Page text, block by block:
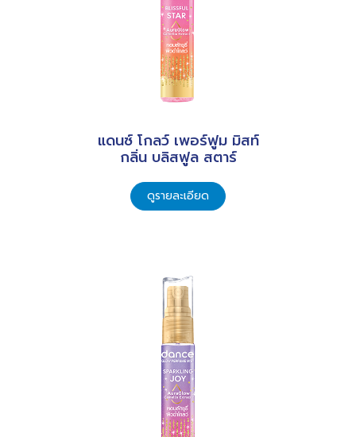
แดนซ์ โกลว์ เพอร์ฟูม มิสท์
กลิ่น บลิสฟูล สตาร์
ดูรายละเอียด